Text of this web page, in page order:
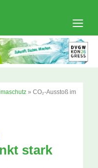
» CO₂-Ausstoß im
stark